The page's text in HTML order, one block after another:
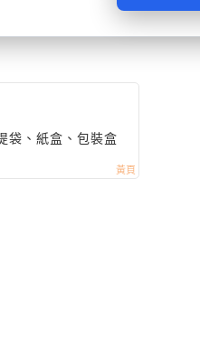
袋、紙盒、包裝盒